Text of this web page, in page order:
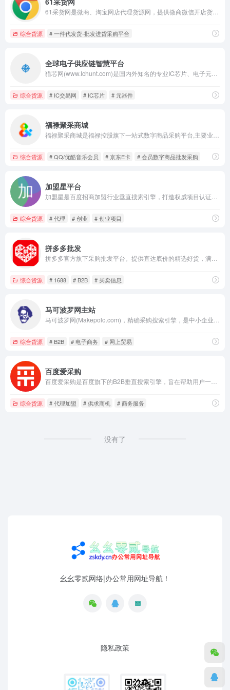
综合货源 # 一件代发货-批发进货采购平台
全球电子供应链智慧平台
综合货源 # IC交易网 # IC芯片 # 元器件
福禄聚采商城
综合货源 # QQ/优酷音乐会员 # 京东E卡 # 会员数字商品批发采购
加盟星平台
综合货源 # 代理 # 创业 # 创业项目
拼多多批发
综合货源 # 1688 # B2B # 买卖信息
马可波罗网主站
综合货源 # B2B # 电子商务 # 网上贸易
百度爱采购
综合货源 # 代理加盟 # 供求商机 # 商务服务
没有了
幺幺零贰网络|办公常用网址导航！
隐私政策